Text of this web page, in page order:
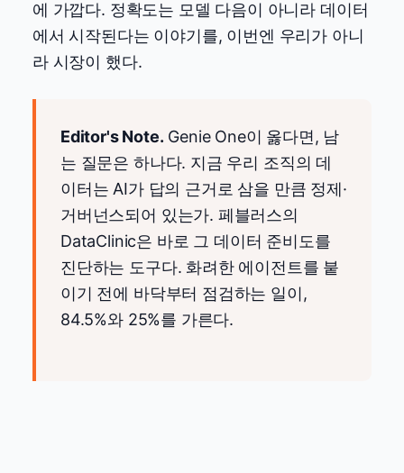
에 가깝다. 정확도는 모델 다음이 아니라 데이터
에서 시작된다는 이야기를, 이번엔 우리가 아니
라 시장이 했다.
Editor's Note. Genie One이 옳다면, 남
는 질문은 하나다. 지금 우리 조직의 데
이터는 AI가 답의 근거로 삼을 만큼 정제·
거버넌스되어 있는가. 페블러스의
DataClinic은 바로 그 데이터 준비도를
진단하는 도구다. 화려한 에이전트를 붙
이기 전에 바닥부터 점검하는 일이,
84.5%와 25%를 가른다.